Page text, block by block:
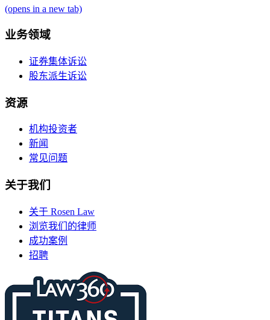
(opens in a new tab)
业务领域
证券集体诉讼
股东派生诉讼
资源
机构投资者
新闻
常见问题
关于我们
关于 Rosen Law
浏览我们的律师
成功案例
招聘